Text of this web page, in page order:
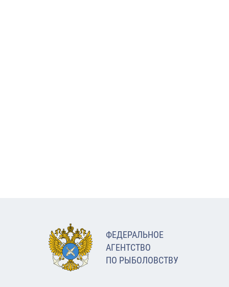
ФЕДЕРАЛЬНОЕ
АГЕНТСТВО
ПО РЫБОЛОВСТВУ